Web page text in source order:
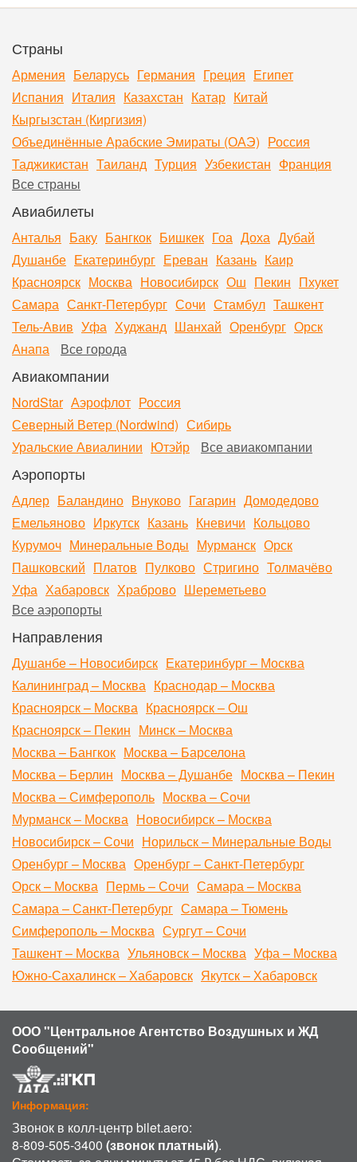
Страны
Армения Беларусь Германия Греция Египет
Испания Италия Казахстан Катар Китай
Кыргызстан (Киргизия)
Объединённые Арабские Эмираты (ОАЭ) Россия
Таджикистан Таиланд Турция Узбекистан Франция
Все страны
Авиабилеты
Анталья Баку Бангкок Бишкек Гоа Доха Дубай
Душанбе Екатеринбург Ереван Казань Каир
Красноярск Москва Новосибирск Ош Пекин Пхукет
Самара Санкт-Петербург Сочи Стамбул Ташкент
Тель-Авив Уфа Худжанд Шанхай Оренбург Орск
Анапа
Все города
Авиакомпании
NordStar Аэрофлот Россия
Северный Ветер (Nordwind) Сибирь
Уральские Авиалинии Ютэйр Все авиакомпании
Аэропорты
Адлер Баландино Внуково Гагарин Домодедово
Емельяново Иркутск Казань Кневичи Кольцово
Курумоч Минеральные Воды Мурманск Орск
Пашковский Платов Пулково Стригино Толмачёво
Уфа Хабаровск Храброво Шереметьево
Все аэропорты
Направления
Душанбе – Новосибирск Екатеринбург – Москва
Калининград – Москва Краснодар – Москва
Красноярск – Москва Красноярск – Ош
Красноярск – Пекин Минск – Москва
Москва – Бангкок Москва – Барселона
Москва – Берлин Москва – Душанбе Москва – Пекин
Москва – Симферополь Москва – Сочи
Мурманск – Москва Новосибирск – Москва
Новосибирск – Сочи Норильск – Минеральные Воды
Оренбург – Москва Оренбург – Санкт-Петербург
Орск – Москва Пермь – Сочи Самара – Москва
Самара – Санкт-Петербург Самара – Тюмень
Симферополь – Москва Сургут – Сочи
Ташкент – Москва Ульяновск – Москва Уфа – Москва
Южно-Сахалинск – Хабаровск Якутск – Хабаровск
ООО "Центральное Агентство Воздушных и ЖД
Сообщений"
Информация:
Звонок в колл-центр bilet.aero:
8-809-505-3400 (звонок платный).